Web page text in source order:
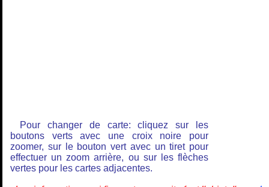
Pour changer de carte: cliquez sur les
boutons verts avec une croix noire pour
zoomer, sur le bouton vert avec un tiret pour
effectuer un zoom arrière, ou sur les flèches
vertes pour les cartes adjacentes.